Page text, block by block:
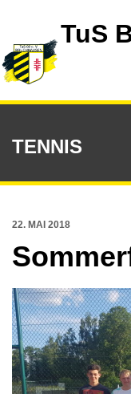
TuS
TENNIS
22. MAI 2018